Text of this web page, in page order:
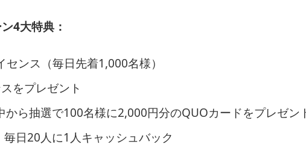
4大特典：
ンス（毎日先着1,000名様）
をプレゼント
ら抽選で100名様に2,000円分のQUOカードをプレゼン
日20人に1人キャッシュバック